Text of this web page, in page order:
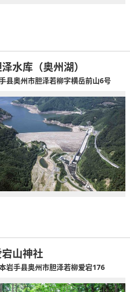
水库（奥州湖）
县奥州市胆泽若柳字横岳前山6号
山神社
岩手县奥州市胆泽若柳爱宕176